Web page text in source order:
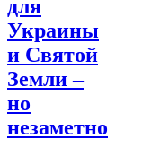
для
Украины
и Святой
Земли –
но
незаметно